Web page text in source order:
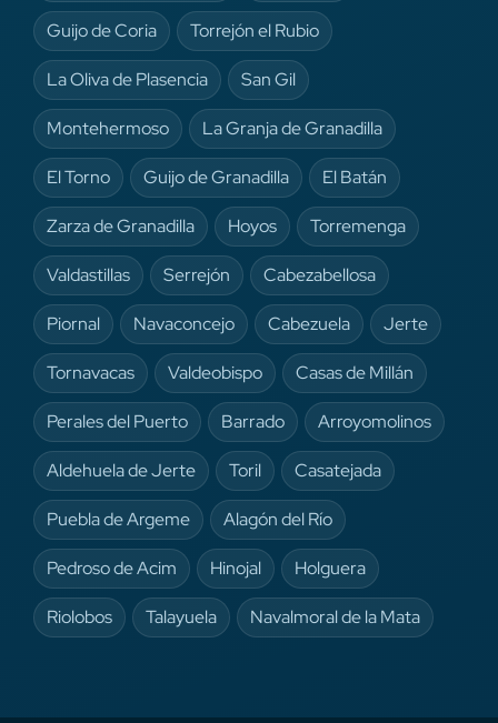
Guijo de Coria Torrejón el Rubio
La Oliva de Plasencia San Gil
Montehermoso La Granja de Granadilla
El Torno Guijo de Granadilla El Batán
Zarza de Granadilla Hoyos Torremenga
Valdastillas Serrejón Cabezabellosa
Piornal Navaconcejo Cabezuela Jerte
Tornavacas Valdeobispo Casas de Millán
Perales del Puerto Barrado Arroyomolinos
Aldehuela de Jerte Toril Casatejada
Puebla de Argeme Alagón del Río
Pedroso de Acim Hinojal Holguera
Riolobos Talayuela Navalmoral de la Mata